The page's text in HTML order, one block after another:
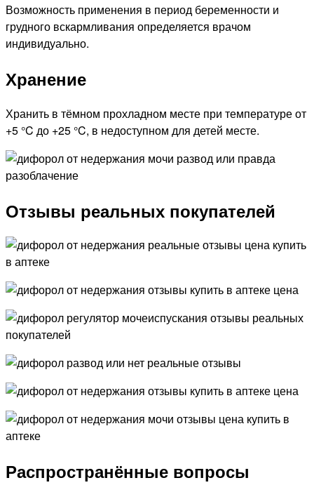
Возможность применения в период беременности и
грудного вскармливания определяется врачом
индивидуально.
Хранение
Хранить в тёмном прохладном месте при температуре от
+5 °C до +25 °C, в недоступном для детей месте.
Отзывы реальных покупателей
Распространённые вопросы